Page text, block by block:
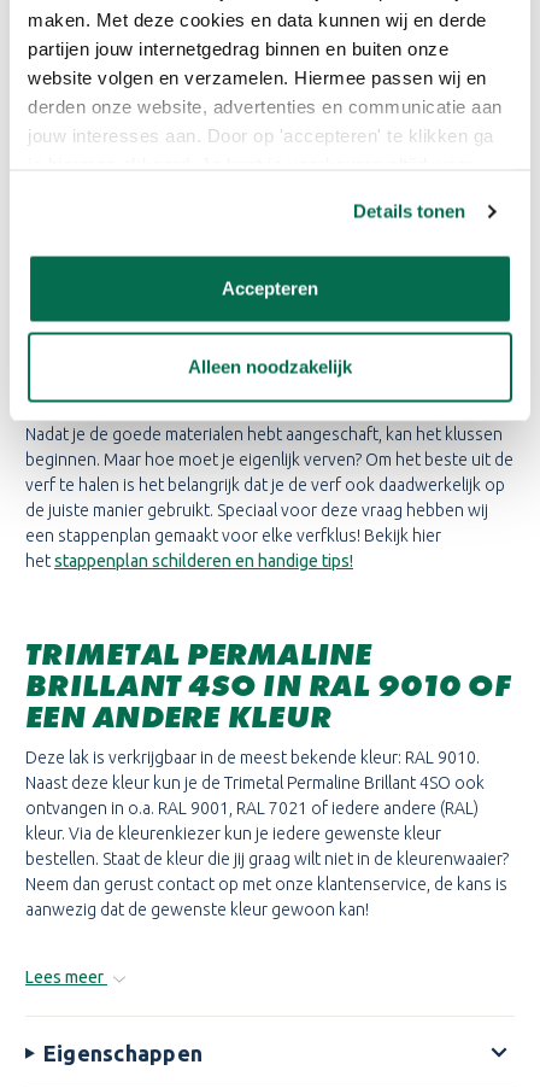
maken. Met deze cookies en data kunnen wij en derde
partijen jouw internetgedrag binnen en buiten onze
website volgen en verzamelen. Hiermee passen wij en
derden onze website, advertenties en communicatie aan
jouw interesses aan. Door op 'accepteren' te klikken ga
Details tonen
Accepteren
Alleen noodzakelijk
WAARMEE BRENG IK TRIMETAL
PERMALINE BRILLANT 4SO
AAN?
Het aanschaffen van goede verf is de basis van een goed
resultaat. Echter bepaalt de kwaliteit van de kwast en de roller
de verf. Daarom willen wij benadrukken dat het erg belangrijk en
HOE VERF IK MET DE TRIMETAL
PERMALINE BRILLANT 4SO?
Nadat je de goede materialen hebt aangeschaft, kan het klussen
beginnen. Maar hoe moet je eigenlijk verven? Om het beste uit de
verf te halen is het belangrijk dat je de verf ook daadwerkelijk op
de juiste manier gebruikt. Speciaal voor deze vraag hebben wij
een stappenplan gemaakt voor elke verfklus! Bekijk hier
hetstappenplan schilderen en handige tips!
TRIMETAL PERMALINE
BRILLANT 4SO IN RAL 9010 OF
EEN ANDERE KLEUR
Deze lak is verkrijgbaar in de meest bekende kleur: RAL 9010.
Naast deze kleur kun je de Trimetal Permaline Brillant 4SO ook
ontvangen in o.a. RAL 9001, RAL 7021 of iedere andere (RAL)
kleur. Via de kleurenkiezer kun je iedere gewenste kleur
bestellen. Staat de kleur die jij graag wilt niet in de kleurenwaaier?
Neem dan gerust contact op met onze klantenservice, de kans is
aanwezig dat de gewenste kleur gewoon kan!
Lees meer
Eigenschappen